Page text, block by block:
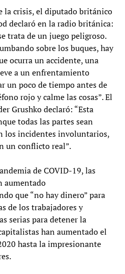
la crisis, el diputado británico
declaró en la radio británica:
trata de un juego peligroso.
sobre los buques, hay
ocurra un accidente, una
a un enfrentamiento
un poco de tiempo antes de
rojo y calme las cosas”. El
Grushko declaró: “Esta
todas las partes sean
los incidentes involuntarios,
un conflicto real”.
de COVID-19, las
aumentado
que “no hay dinero” para
de los trabajadores y
serias para detener la
han aumentado el
hasta la impresionante